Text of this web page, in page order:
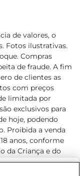
de valores, o
Fotos ilustrativas.
Compras
de fraude. A fim
de clientes as
com preços
limitada por
exclusivos para
hoje, podendo
Proibida a venda
anos, conforme
da Criança e do
para o